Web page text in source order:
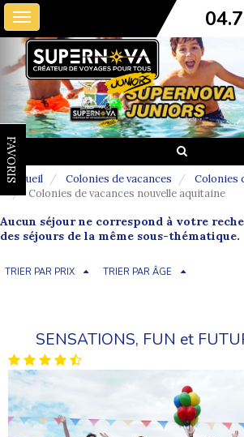
Toggle
navigation
FAVORIS
Accueil Colonies de vacances
Colonies
Colonies de vacances nouvelle aquitaine
Aucun séjour ne correspond à votre
des séjours de la même sous-thématique.
TRIER PAR PRIX TRIER PAR ÂGE
SENSATIONS, FUN et